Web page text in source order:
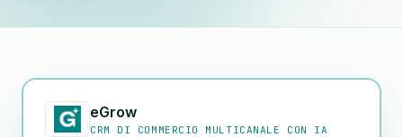
eGrow
CRM DI COMMERCIO MULTICANALE CON IA